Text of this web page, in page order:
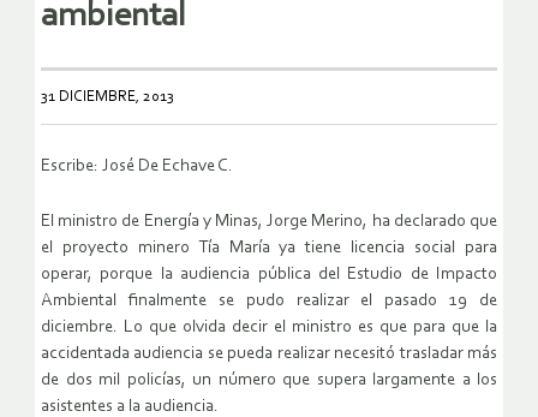
ambiental
31 DICIEMBRE, 2013
Escribe: José De Echave C.
El ministro de Energía y Minas, Jorge Merino, ha declarado que
el proyecto minero Tía María ya tiene licencia social para
operar, porque la audiencia pública del Estudio de Impacto
Ambiental finalmente se pudo realizar el pasado 19 de
diciembre. Lo que olvida decir el ministro es que para que la
accidentada audiencia se pueda realizar necesitó trasladar más
de dos mil policías, un número que supera largamente a los
asistentes a la audiencia.